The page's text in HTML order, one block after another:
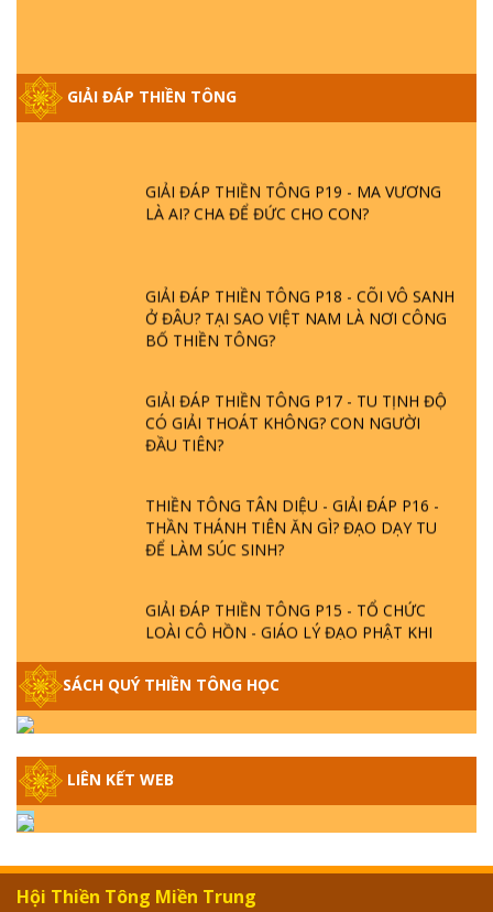
GIẢI ĐÁP THIỀN TÔNG
GIẢI ĐÁP THIỀN TÔNG ĐẶC BIỆT PHẦN 20
- BÁC NGUYỄN NHÂN LÀ AI? PHIỀN NÃO
DO ĐÂU MÀ CÓ?
GIẢI ĐÁP THIỀN TÔNG P19 - MA VƯƠNG
LÀ AI? CHA ĐỂ ĐỨC CHO CON?
GIẢI ĐÁP THIỀN TÔNG P18 - CÕI VÔ SANH
Ở ĐÂU? TẠI SAO VIỆT NAM LÀ NƠI CÔNG
BỐ THIỀN TÔNG?
GIẢI ĐÁP THIỀN TÔNG P17 - TU TỊNH ĐỘ
CÓ GIẢI THOÁT KHÔNG? CON NGƯỜI
ĐẦU TIÊN?
THIỀN TÔNG TÂN DIỆU - GIẢI ĐÁP P16 -
THẦN THÁNH TIÊN ĂN GÌ? ĐẠO DẠY TU
ĐỂ LÀM SÚC SINH?
GIẢI ĐÁP THIỀN TÔNG P15 - TỔ CHỨC
LOÀI CÔ HỒN - GIÁO LÝ ĐẠO PHẬT KHI
NÀO XUẤT BẢN
GIẢI ĐÁP THIỀN TÔNG ĐẶC BIỆT - P13 -
CON NGƯỜI TU THÀNH PHẬT ĐƯỢC
SÁCH QUÝ THIỀN TÔNG HỌC
LIÊN KẾT WEB
Hội Thiền Tông Miền Trung